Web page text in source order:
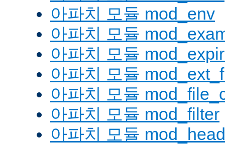
아파치 모듈 mod_env
아파치 모듈
아파치 모듈
아파치 모듈
아파치 모듈
아파치 모듈 mod_filter
아파치 모듈